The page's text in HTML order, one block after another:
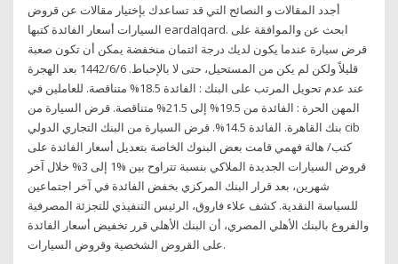
أجدد المقالات و النصائح التي قد تساعدك بإختيار مقالات عن قروض
السيارات أسعار الفائدة كتبها eardalqard. ابحث عن والموافقة على
قرض سيارة عندما يكون لديك درجة ائتمان منخفضة يمكن أن تكون صعبة
قليلاً ولكن لم يكن من المستحيل، حتى لا بالإحباط. 6‏‏/6‏‏/1442 بعد الهجرة
عند عدم تحويل المرتب على البنك : الفائدة 18.5% متناقصة. للعاملين في
المهن الحرة : الفائدة من 19.5% إلى 21.5% متناقصة. قرض السيارة من
بنك القاهرة. الفائدة 14.5%. قرض السيارة من البنك التجاري الدولي cib
كتب/ هالة فهمي قامت بعض البنوك الخاصة بتعديل أسعار الفائدة على
قروض السيارات الجديدة الملاكي بنسبة تتراوح بين %1 إلى 3% خلال آخر
شهرين، بعد قرار البنك المركزي بخفض الفائدة في آخر اجتماعين
للسياسة النقدية. كشف علاء فاروق، الرئيس التنفيذي للتجزئة المصرفية
والفروع بالبنك الأهلي المصري، أن البنك الأهلي قرر تخفيض أسعار الفائدة
على القروض الشخصية وقروض السيارات.